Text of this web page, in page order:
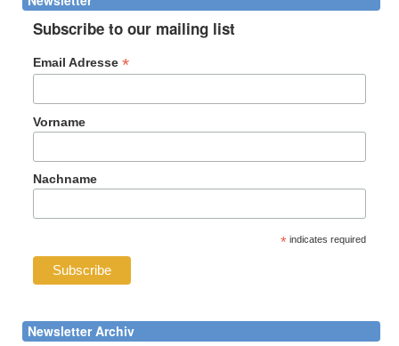
Subscribe to our mailing list
Email Adresse*
Vorname
Nachname
* indicates required
Newsletter Archiv